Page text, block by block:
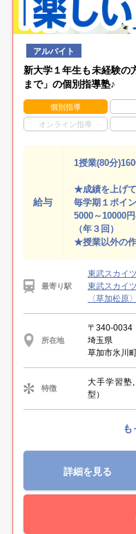
アルバイト
新大学１年生も未経験の
まで」の個別指導塾♪
個別指導
オンライン指導
給与
1授業(80分
★成績を上げて
毎学期１ポイ
5000～10000
（年３回）
★授業以外の作
最寄り駅
東武スカイ
東武スカイ
〈草加松原
所在地
〒340-0034
埼玉県
草加市氷川
特徴
大手学習塾
型）
も
詳細を見る